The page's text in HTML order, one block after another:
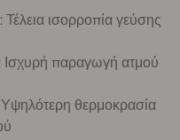
ισορροπία γεύσης
παραγωγή ατμού
θερμοκρασία